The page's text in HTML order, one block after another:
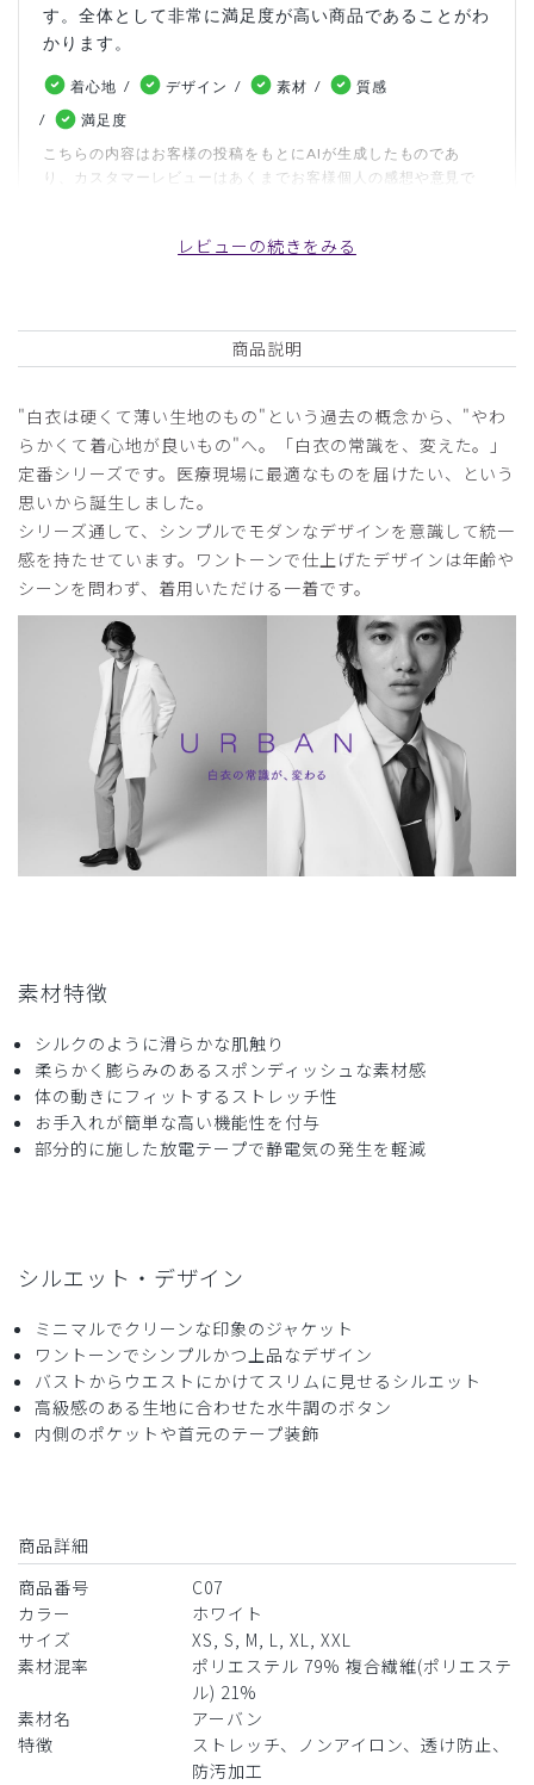
す。全体として非常に満足度が高い商品であることがわ
かります。
着心地 デザイン 素材
質感
満足度
こちらの内容はお客様の投稿をもとにAIが生成したものであ
り、カスタマーレビューはあくまでお客様個人の感想や意見で
ヘブン様
2026-05-23
年齢:50代 身長: 181-185cm
サイズ感
小さめ
大きめ
ストレッチ感
よく伸びる
伸びない
厚さ とても薄い 厚い
C07メンズ白衣:アーバンジャケット/白/XXL
役に立った 0
購入確認済み
2026-04-30
着心地が良い
これまで海外製のジャケットを試用していましたが、質感が
固く、特に腕周りと背中にストレスがありました。このアー
バンジャケットはこれらを解消してくれています。もし可能
であればサイズ展開をさらに広げて（大きめ）いただきたい
です。
ご購入者様
購入確認済み
快適に着ることができています。洗濯やクリーニングには少
し出しにくいかもしれません
商品： C07メンズ白衣:アーバンジャケット/白/M
役に立った
レビューの続きをみる
商品説明
"白衣は硬くて薄い生地のもの"という過去の概念から、"やわ
らかくて着心地が良いもの"へ。「白衣の常識を、変えた。」
定番シリーズです。医療現場に最適なものを届けたい、という
思いから誕生しました。
シリーズ通して、シンプルでモダンなデザインを意識して統一
感を持たせています。ワントーンで仕上げたデザインは年齢や
シーンを問わず、着用いただける一着です。
素材特徴
シルクのように滑らかな肌触り
柔らかく膨らみのあるスポンディッシュな素材感
体の動きにフィットするストレッチ性
お手入れが簡単な高い機能性を付与
部分的に施した放電テープで静電気の発生を軽減
シルエット・デザイン
ミニマルでクリーンな印象のジャケット
ワントーンでシンプルかつ上品なデザイン
バストからウエストにかけてスリムに見せるシルエット
高級感のある生地に合わせた水牛調のボタン
内側のポケットや首元のテープ装飾
商品詳細
商品番号
C07
カラー
ホワイト
サイズ
XS, S, M, L, XL, XXL
素材混率
ポリエステル 79% 複合繊維(ポリエステ
ル) 21%
素材名
アーバン
特徴
ストレッチ、ノンアイロン、透け防止、
防汚加工